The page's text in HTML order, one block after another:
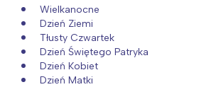
Wielkanocne
Dzień Ziemi
Tłusty Czwartek
Dzień Świętego Patryka
Dzień Kobiet
Dzień Matki